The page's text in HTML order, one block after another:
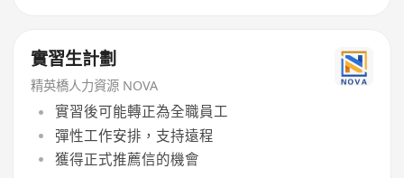
實習生計劃
精英橋人力資源 NOVA
實習後可能轉正為全職員工
彈性工作安排，支持遠程
獲得正式推薦信的機會